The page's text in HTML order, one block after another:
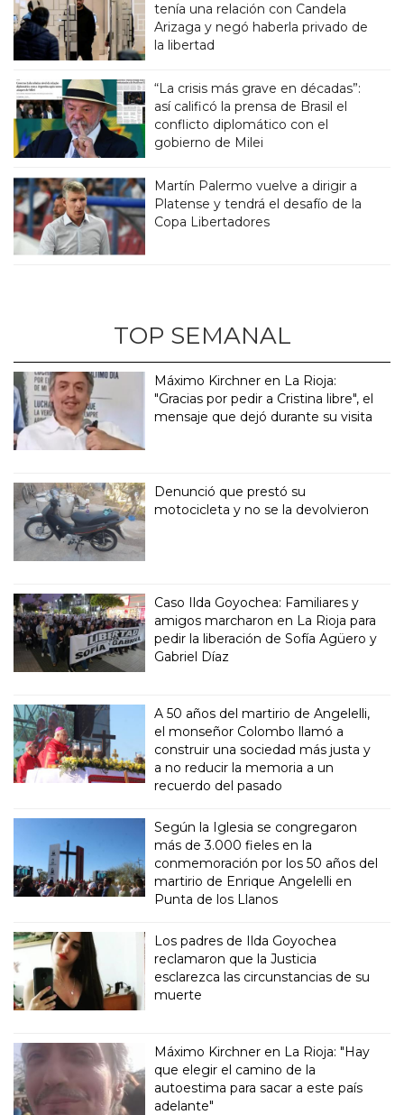
tenía una relación con Candela
Arizaga y negó haberla privado de
la libertad
“La crisis más grave en décadas”:
así calificó la prensa de Brasil el
conflicto diplomático con el
gobierno de Milei
Martín Palermo vuelve a dirigir a
Platense y tendrá el desafío de la
Copa Libertadores
TOP SEMANAL
Máximo Kirchner en La Rioja:
"Gracias por pedir a Cristina libre", el
mensaje que dejó durante su visita
Denunció que prestó su
motocicleta y no se la devolvieron
Caso Ilda Goyochea: Familiares y
amigos marcharon en La Rioja para
pedir la liberación de Sofía Agüero y
Gabriel Díaz
A 50 años del martirio de Angelelli,
el monseñor Colombo llamó a
construir una sociedad más justa y
a no reducir la memoria a un
recuerdo del pasado
Según la Iglesia se congregaron
más de 3.000 fieles en la
conmemoración por los 50 años del
martirio de Enrique Angelelli en
Punta de los Llanos
Los padres de Ilda Goyochea
reclamaron que la Justicia
esclarezca las circunstancias de su
muerte
Máximo Kirchner en La Rioja: "Hay
que elegir el camino de la
autoestima para sacar a este país
adelante"